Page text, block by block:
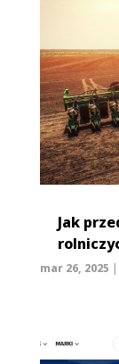
Jak
mar 26, 2025 |